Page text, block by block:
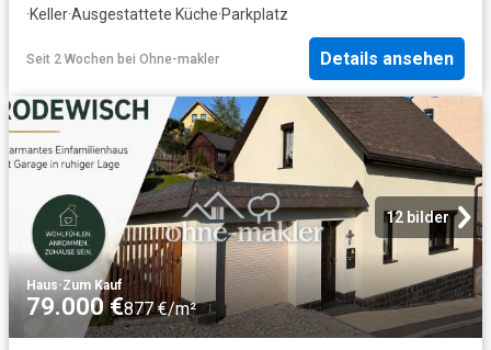
·Keller·Ausgestattete Küche·Parkplatz
Seit 2 Wochen bei Ohne-makler Details ansehen
12 bilder
Haus·Zum Kauf
79.000 €877 €/m²